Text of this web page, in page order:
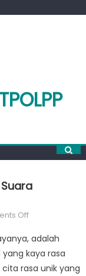
Offon
Makanan
Tradisional:
Suara
adalah
kaya rasa
rasa unik yang